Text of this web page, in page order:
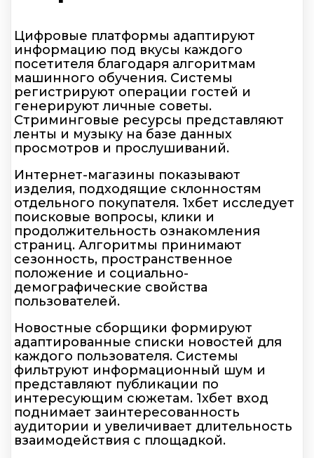
Цифровые платформы адаптируют
информацию под вкусы каждого
посетителя благодаря алгоритмам
машинного обучения. Системы
регистрируют операции гостей и
генерируют личные советы.
Стриминговые ресурсы представляют
ленты и музыку на базе данных
просмотров и прослушиваний.
Интернет-магазины показывают
изделия, подходящие склонностям
отдельного покупателя. 1хбет исследует
поисковые вопросы, клики и
продолжительность ознакомления
страниц. Алгоритмы принимают
сезонность, пространственное
положение и социально-
демографические свойства
пользователей.
Новостные сборщики формируют
адаптированные списки новостей для
каждого пользователя. Системы
фильтруют информационный шум и
представляют публикации по
интересующим сюжетам. 1хбет вход
поднимает заинтересованность
аудитории и увеличивает длительность
взаимодействия с площадкой.